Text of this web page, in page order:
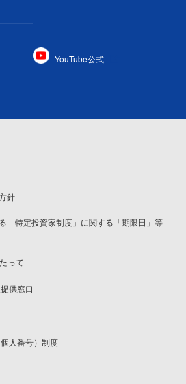
YouTube公式
針
「特定投資家制度」に関する「期限日」等
って
供窓口
人番号）制度